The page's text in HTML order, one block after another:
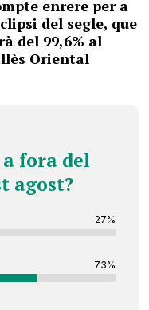
enrere per a
del segle, que
del 99,6% al
Oriental
fora del
agost?
27%
73%